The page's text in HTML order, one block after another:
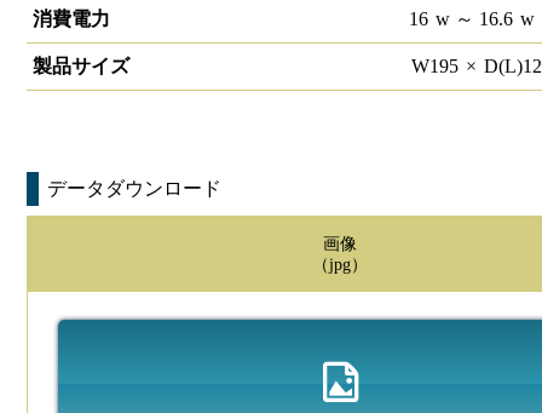
消費電力 16 w～ 16.6 w
製品サイズ W195 × D(L)
データダウンロード
画像
（jpg）